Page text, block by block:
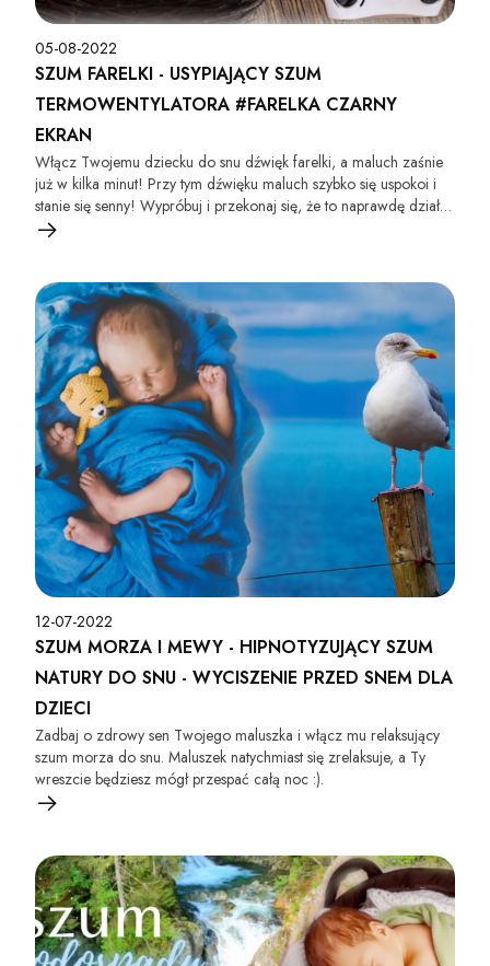
05-08-2022
SZUM FARELKI - USYPIAJĄCY SZUM
TERMOWENTYLATORA #FARELKA CZARNY
EKRAN
Włącz Twojemu dziecku do snu dźwięk farelki, a maluch zaśnie
już w kilka minut! Przy tym dźwięku maluch szybko się uspokoi i
stanie się senny! Wypróbuj i przekonaj się, że to naprawdę działa
:)!
12-07-2022
SZUM MORZA I MEWY - HIPNOTYZUJĄCY SZUM
NATURY DO SNU - WYCISZENIE PRZED SNEM DLA
DZIECI
Zadbaj o zdrowy sen Twojego maluszka i włącz mu relaksujący
szum morza do snu. Maluszek natychmiast się zrelaksuje, a Ty
wreszcie będziesz mógł przespać całą noc :).